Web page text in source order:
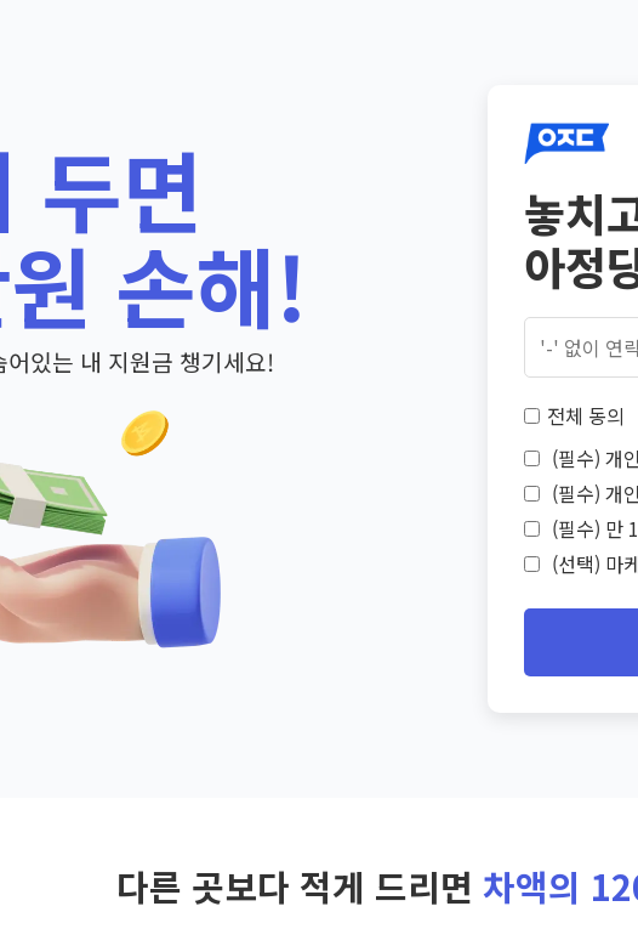
두면
손해!
있는 내 지원금 챙기세요!
놓치
아정
전체 동의
(필수) 개
(필수) 개
(필수) 만
(선택) 마
다른 곳보다 적게 드리면 차액의